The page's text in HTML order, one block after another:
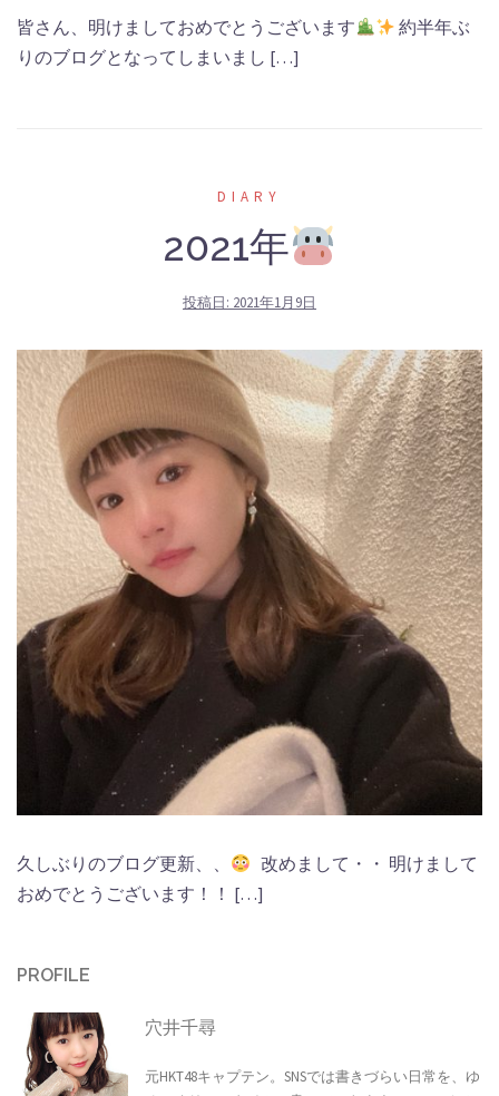
皆さん、明けましておめでとうございます
約半年ぶ
りのブログとなってしまいまし […]
DIARY
2021年
投稿日: 2021年1月9日
久しぶりのブログ更新、、
改めまして・・ 明けまして
おめでとうございます！！ […]
PROFILE
穴井千尋
元HKT48キャプテン。SNSでは書きづらい日常を、ゆ